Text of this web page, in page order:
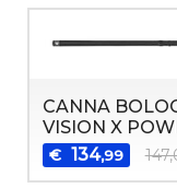
CANNA
VISION X
€ 134,99